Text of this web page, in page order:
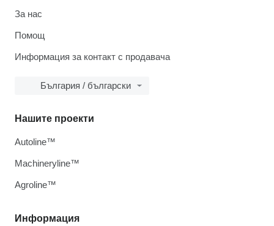
За нас
Помощ
Информация за контакт с продавача
България / български
Информация
Нашите проекти
Autoline™
Machineryline™
Agroline™